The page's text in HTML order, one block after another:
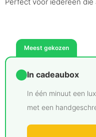
In cadeaubox
Meest gekozen
In één minuut een
met een